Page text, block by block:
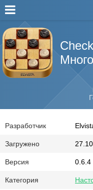
Разработчик
Загружено
Версия 0.6.4
Категория